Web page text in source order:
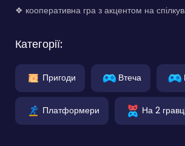
❖ кооперативна гра з акцентом на
Категорії:
Пригоди Втеча
Платформери На 2